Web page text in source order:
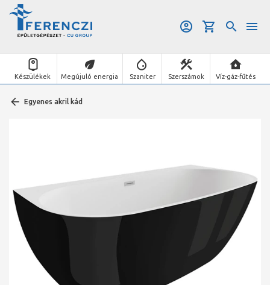
Készülékek Megújuló energia Szaniter Szerszámok Víz-gáz-fűtés
Egyenes akril kád